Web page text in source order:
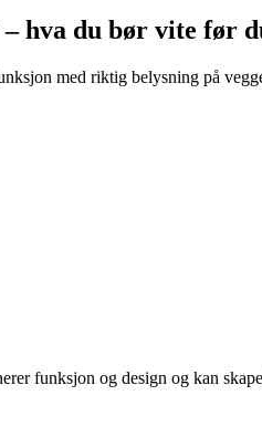
– hva du bør vite før
med riktig belysning på
funksjon og design og kan